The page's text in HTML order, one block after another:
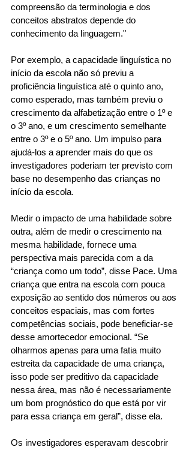
compreensão da terminologia e dos
conceitos abstratos depende do
conhecimento da linguagem."
Por exemplo, a capacidade linguística no
início da escola não só previu a
proficiência linguística até o quinto ano,
como esperado, mas também previu o
crescimento da alfabetização entre o 1º e
o 3º ano, e um crescimento semelhante
entre o 3º e o 5º ano. Um impulso para
ajudá-los a aprender mais do que os
investigadores poderiam ter previsto com
base no desempenho das crianças no
início da escola.
Medir o impacto de uma habilidade sobre
outra, além de medir o crescimento na
mesma habilidade, fornece uma
perspectiva mais parecida com a da
“criança como um todo”, disse Pace. Uma
criança que entra na escola com pouca
exposição ao sentido dos números ou aos
conceitos espaciais, mas com fortes
competências sociais, pode beneficiar-se
desse amortecedor emocional. “Se
olharmos apenas para uma fatia muito
estreita da capacidade de uma criança,
isso pode ser preditivo da capacidade
nessa área, mas não é necessariamente
um bom prognóstico do que está por vir
para essa criança em geral”, disse ela.
Os investigadores esperavam descobrir